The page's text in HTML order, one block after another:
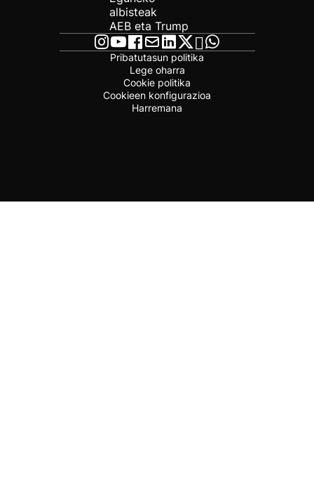
albisteak
AEB eta Trump
Pribatutasun politika
Lege oharra
Cookie politika
Cookieen konfigurazioa
Harremana